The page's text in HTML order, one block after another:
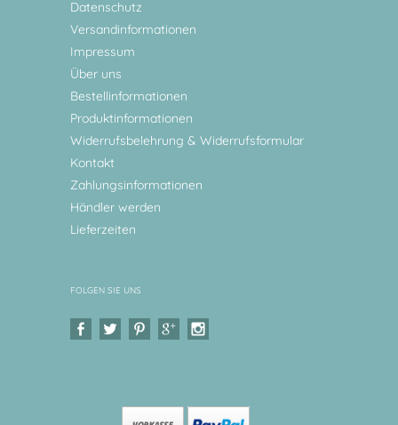
Datenschutz
Versandinformationen
Impressum
Über uns
Bestellinformationen
Produktinformationen
Widerrufsbelehrung & Widerrufsformular
Kontakt
Zahlungsinformationen
Händler werden
Lieferzeiten
FOLGEN SIE UNS